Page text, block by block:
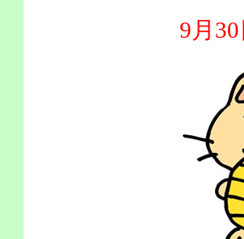
9月